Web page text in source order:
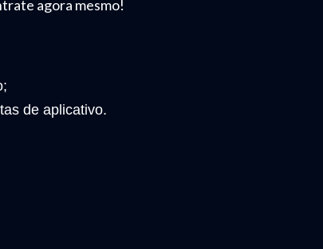
agora mesmo!
de aplicativo.